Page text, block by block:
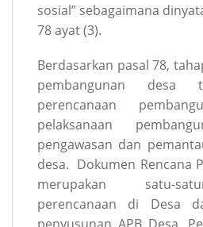
sosial” sebagaimana
78 ayat (3).
Berdasarkan pasal 78,
pembangunan
perencanaan
pelaksanaan
pengawasan dan
desa. Dokumen Rencana
merupakan satu-
perencanaan di Desa
penyusunan APB Desa.